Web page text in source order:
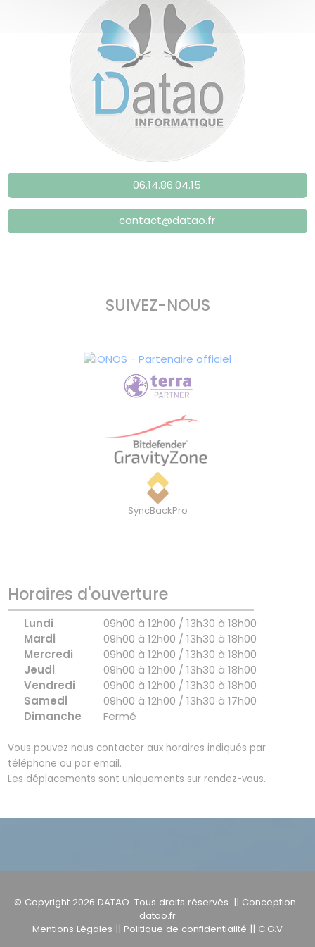
06.14.86.04.15
contact@datao.fr
SUIVEZ-NOUS
SyncBackPro
Horaires d'ouverture
Lundi
09h00 à 12h00 / 13h30 à 18h00
Mardi
09h00 à 12h00 / 13h30 à 18h00
Mercredi
09h00 à 12h00 / 13h30 à 18h00
Jeudi
09h00 à 12h00 / 13h30 à 18h00
Vendredi
09h00 à 12h00 / 13h30 à 18h00
Samedi
09h00 à 12h00 / 13h30 à 17h00
Dimanche
Fermé
Vous pouvez nous contacter aux horaires indiqués par
téléphone ou par email.
Les déplacements sont uniquements sur rendez-vous.
© Copyright 2026 DATAO. Tous droits réservés. || Conception :
datao.fr
Mentions Légales || Politique de confidentialité || C.G.V